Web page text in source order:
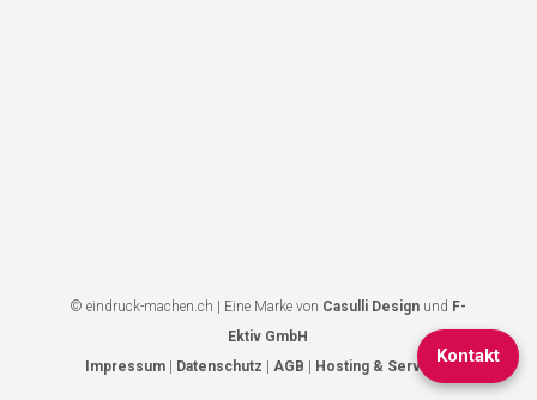
© eindruck-machen.ch | Eine Marke von Casulli Design und F-
Ektiv GmbH
Impressum
Datenschutz |AGB Hosting & Services
Kontakt